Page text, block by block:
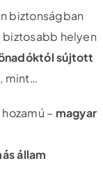
biztonságban
biztosabb helyen
sújtott
, mint…
– magyar
állam